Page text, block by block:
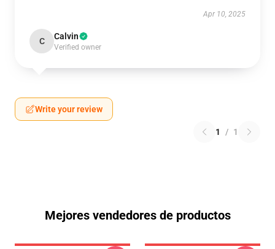
Apr 10, 2025
C Calvin
Verified owner
Write your review
1 / 1
Mejores vendedores de productos